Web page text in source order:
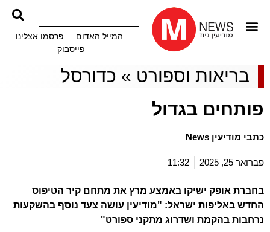
המייל האדום
פרסמו אצלינו
פייסבוק
בריאות וספורט » כדורסל
פותחים בגדול
כתבי מודיעין News
פברואר 25, 2025 11:32
בחברת אופק ישיקו באמצע מרץ את מתחם קיר הטיפוס
החדש באליפות ישראל: "מודיעין עושה צעד נוסף בהשקעות
נרחבות בהקמת ושדרוג מתקני ספורט"